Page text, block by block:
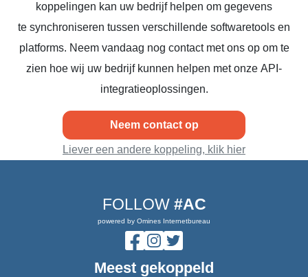
koppelingen kan uw bedrijf helpen om gegevens
te synchroniseren tussen verschillende softwaretools en
platforms. Neem vandaag nog contact met ons op om te
zien hoe wij uw bedrijf kunnen helpen met onze API-
integratieoplossingen.
Neem contact op
Liever een andere koppeling, klik hier
FOLLOW #AC
powered by Omines Internetbureau
Meest gekoppeld